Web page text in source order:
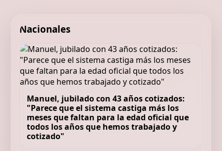
Nacionales
Manuel, jubilado con 43 años cotizados:
"Parece que el sistema castiga más los
meses que faltan para la edad oficial que
todos los años que hemos trabajado y
cotizado"